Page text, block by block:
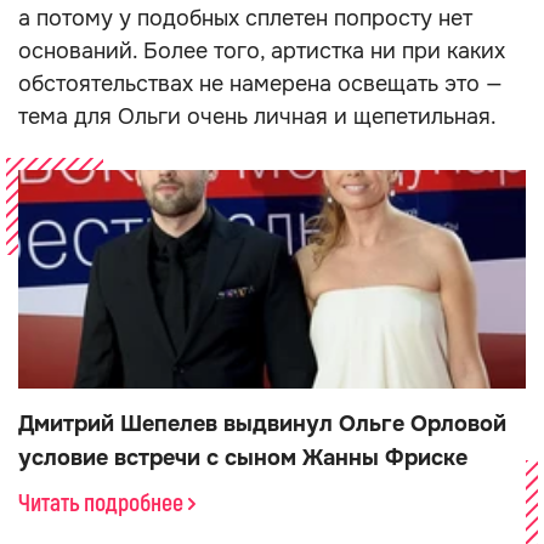
а потому у подобных сплетен попросту нет
оснований. Более того, артистка ни при каких
обстоятельствах не намерена освещать это —
тема для Ольги очень личная и щепетильная.
Дмитрий Шепелев выдвинул Ольге Орловой
условие встречи с сыном Жанны Фриске
Читать подробнее